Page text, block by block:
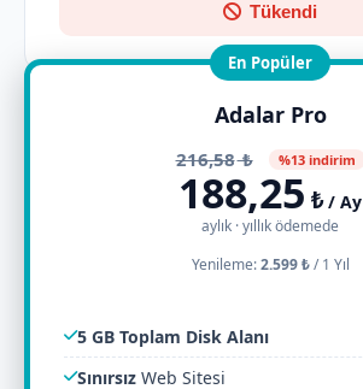
Tükendi
En Popüler
Adalar Pro
216,58₺ %13 indirim
188,25 ₺/ Ay
aylık · yıllık ödemede
Yenileme:2.599 ₺/1 Yıl
5 GB Toplam Disk Alanı
Sınırsız Web Sitesi